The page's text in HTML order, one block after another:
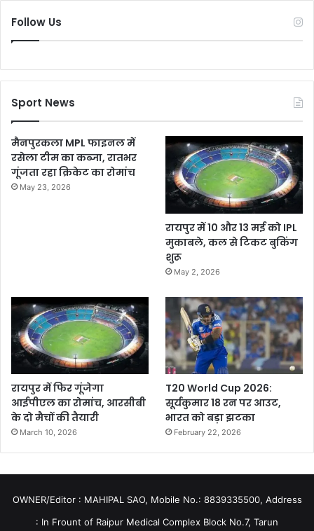
Follow Us
Sport News
मैनपुरकला MPL फाइनल में
रसेला टीम का कब्जा, रातभर
गूंजता रहा क्रिकेट का रोमांच
May 23, 2026
रायपुर में 10 और 13 मई को IPL
मुकाबले, कल से टिकट बुकिंग
शुरू
May 2, 2026
रायपुर में फिर गूंजेगा
आईपीएल का रोमांच, आरसीबी
के दो मैचों की तैयारी
March 10, 2026
T20 World Cup 2026:
सूर्यकुमार 18 रन पर आउट,
भारत को बड़ा झटका
February 22, 2026
OWNER/Editor : MAHIPAL SAO, Mobile No.: 8839335500, Address
: In Frount of Raipur Medical Complex Block No.7, Tarun